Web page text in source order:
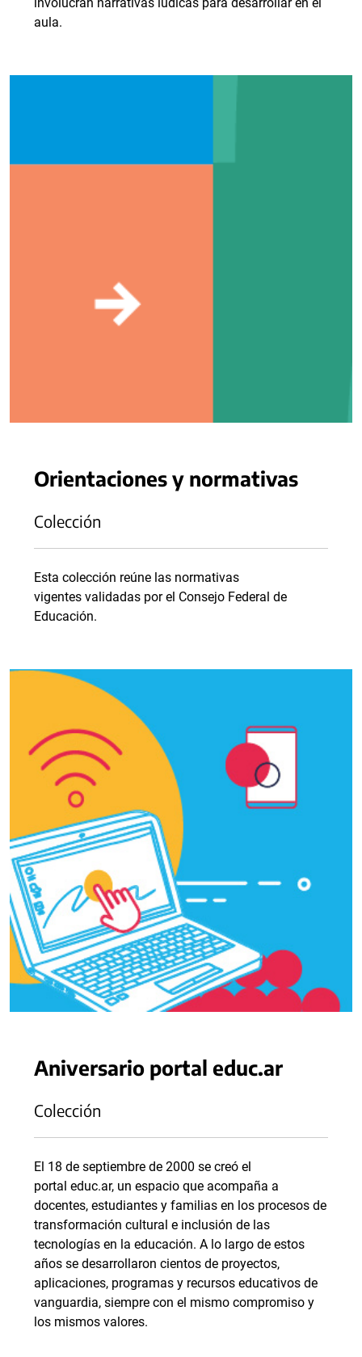
involucran narrativas lúdicas para desarrollar en el
aula.
Orientaciones y normativas
Colección
Esta colección reúne las normativas
vigentes validadas por el Consejo Federal de
Educación.
Aniversario portal educ.ar
Colección
El 18 de septiembre de 2000 se creó el
portal educ.ar, un espacio que acompaña a
docentes, estudiantes y familias en los procesos de
transformación cultural e inclusión de las
tecnologías en la educación. A lo largo de estos
años se desarrollaron cientos de proyectos,
aplicaciones, programas y recursos educativos de
vanguardia, siempre con el mismo compromiso y
los mismos valores.